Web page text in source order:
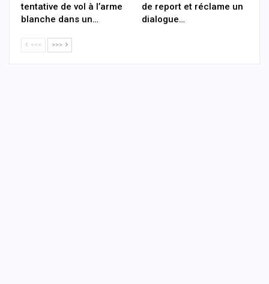
tentative de vol à l’arme
blanche dans un…
de report et réclame un
dialogue…
<<< >>>